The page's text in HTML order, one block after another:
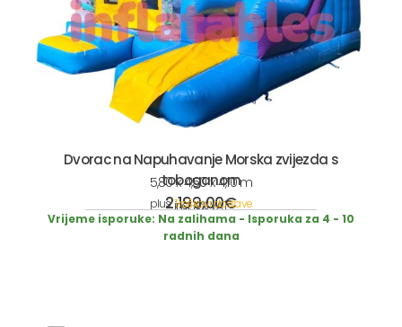
Dvorac na Napuhavanje Morska zvijezda s
toboganom
5,80 x 4,50 x 4,10 m
2.199,00€
incl. 19% VAT
plusTroškovi dostave
Vrijeme isporuke: Na zalihama - Isporuka za 4 - 10
radnih dana